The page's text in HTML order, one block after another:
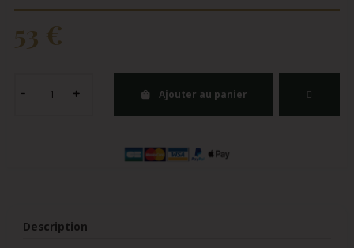
53 €
Ajouter au panier
Description